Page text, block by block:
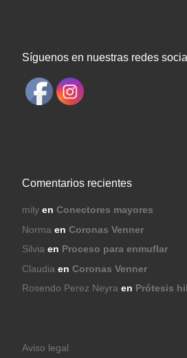
Síguenos en nuestras redes
Comentarios recientes
milyen Conectores mayores
Norma en Coronas Venner
Silviaen Proceso para enmuflar
Claudia en Coronas Venner
Rosendo Perez Neyra en Prótesis
Aviso legal